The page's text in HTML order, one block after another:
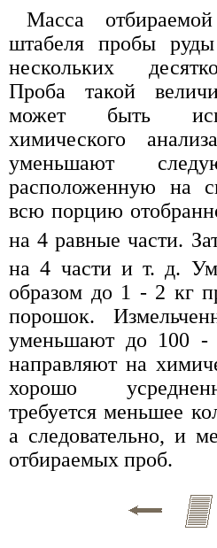
Масса
штабеля пробы
нескольких
Проба такой
может быть
химического
уменьшают
расположенную на
всю порцию
на 4 равные части.
на 4 части и т. д.
образом до 1 - 2 кг
порошок.
уменьшают до 100 -
направляют на
хорошо
требуется меньшее
а следовательно, и
отбираемых проб.